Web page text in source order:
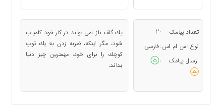
تعداد پیامک :
2
نوع اس ام اس : فارسی
ارسال پیامک
:
یك گلف باز نمی تواند در كار خود كامیاب
شود، مگر اینكه، ضربه زدن به یك توپ
كوچك را برای خود، مهمترین چیز دنیا
بداند.